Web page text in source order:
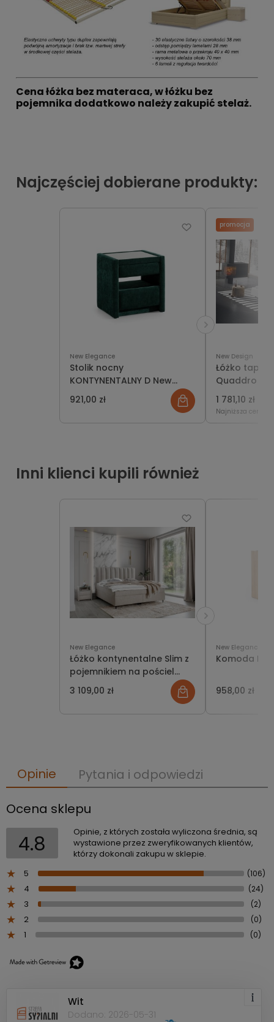
Cena łóżka bez materaca, w łóżku bez
pojemnika dodatkowo należy zakupić stelaż.
Najczęściej dobierane produkty:
New Elegance
Stolik nocny
KONTYNENTALNY D New
Elegance
921,00 zł
New Design
Łóżko
Quaddro
1 781,10 zł
Najniższa cena:
promocja
Inni klienci kupili również
New Elegance
Łóżko kontynentalne Slim z
pojemnikiem na pościel
New Elegance
3 109,00 zł
New Elegance
Komoda
958,00 zł
Opinie
Pytania i odpowiedzi
Ocena sklepu
4.8
Opinie, z których została wyliczona średnia, są
wystawione przez zweryfikowanych klientów,
którzy dokonali zakupu w sklepie.
5
(106)
4 (24)
3 (2)
2 (0)
1 (0)
Wit
Dodano: 2026-05-31